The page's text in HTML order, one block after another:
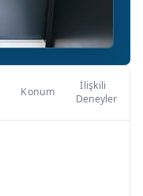
Konum
İlişkili
Deneyler